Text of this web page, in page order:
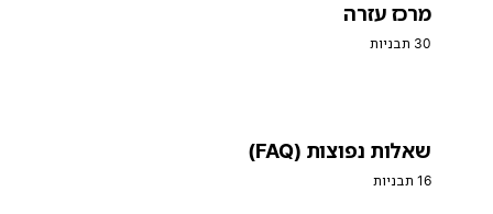
מרכז עזרה
30 תבניות
שאלות נפוצות (FAQ)
16 תבניות